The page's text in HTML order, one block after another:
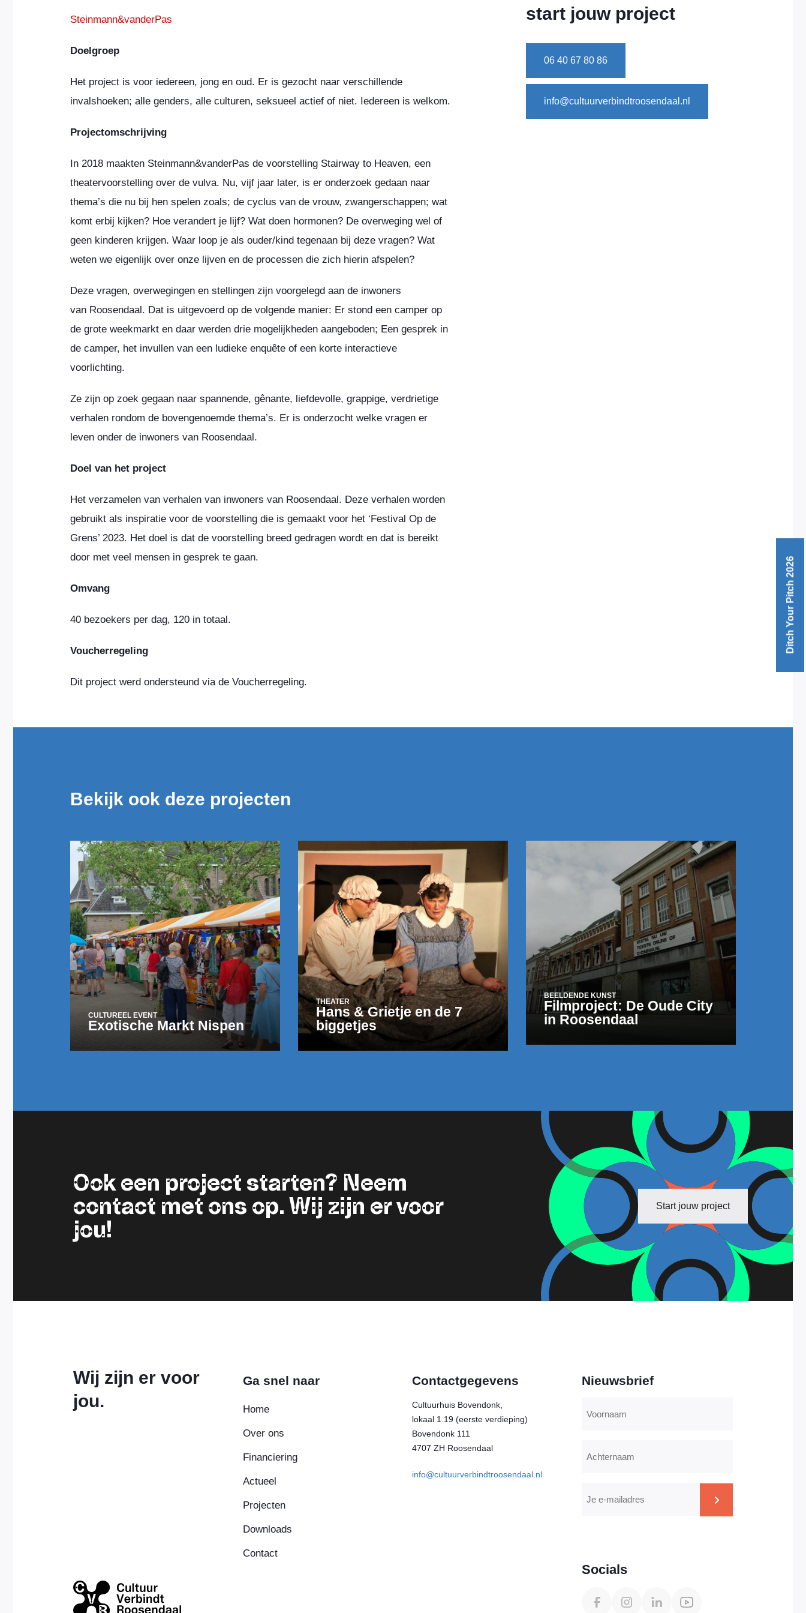
Ditch Your Pitch 2026
Steinmann&vanderPas
Doelgroep
Het project is voor iedereen, jong en oud. Er is gezocht naar verschillende
invalshoeken; alle genders, alle culturen, seksueel actief of niet. Iedereen is welkom.
Projectomschrijving
In 2018 maakten Steinmann&vanderPas de voorstelling Stairway to Heaven, een
theatervoorstelling over de vulva. Nu, vijf jaar later, is er onderzoek gedaan naar
thema’s die nu bij hen spelen zoals; de cyclus van de vrouw, zwangerschappen; wat
komt erbij kijken? Hoe verandert je lijf? Wat doen hormonen? De overweging wel of
geen kinderen krijgen. Waar loop je als ouder/kind tegenaan bij deze vragen? Wat
weten we eigenlijk over onze lijven en de processen die zich hierin afspelen?
Deze vragen, overwegingen en stellingen zijn voorgelegd aan de inwoners
van Roosendaal. Dat is uitgevoerd op de volgende manier: Er stond een camper op
de grote weekmarkt en daar werden drie mogelijkheden aangeboden; Een gesprek in
de camper, het invullen van een ludieke enquête of een korte interactieve
voorlichting.
Ze zijn op zoek gegaan naar spannende, gênante, liefdevolle, grappige, verdrietige
verhalen rondom de bovengenoemde thema’s. Er is onderzocht welke vragen er
leven onder de inwoners van Roosendaal.
Doel van het project
Het verzamelen van verhalen van inwoners van Roosendaal. Deze verhalen worden
gebruikt als inspiratie voor de voorstelling die is gemaakt voor het ‘Festival Op de
Grens’ 2023. Het doel is dat de voorstelling breed gedragen wordt en dat is bereikt
door met veel mensen in gesprek te gaan.
Omvang
40 bezoekers per dag, 120 in totaal.
Voucherregeling
Dit project werd ondersteund via de Voucherregeling.
start jouw project
06 40 67 80 86
info@cultuurverbindtroosendaal.nl
Bekijk ook deze projecten
CULTUREEL EVENT
Exotische Markt Nispen
THEATER
Hans & Grietje en de 7
biggetjes
BEELDENDE KUNST
Filmproject: De Oude City
in Roosendaal
Ook een project starten? Neem
contact met ons op. Wij zijn er voor
jou!
Start jouw project
Wij zijn er voor
jou.
Ga snel naar
Home
Over ons
Financiering
Actueel
Projecten
Downloads
Contact
Contactgegevens
Cultuurhuis Bovendonk,
lokaal 1.19 (eerste verdieping)
Bovendonk 111
4707 ZH Roosendaal
info@cultuurverbindtroosendaal.nl
Nieuwsbrief
mailadres
Socials